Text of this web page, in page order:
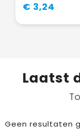
€ 3,24
Laatst
Geen resultaten